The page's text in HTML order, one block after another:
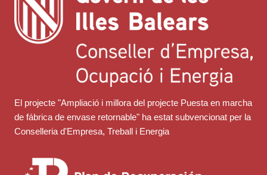
El projecte "Ampliació i millora del projecte Puesta en marcha
de fábrica de envase retornable" ha estat subvencionat per la
Conselleria d'Empresa, Treball i Energia